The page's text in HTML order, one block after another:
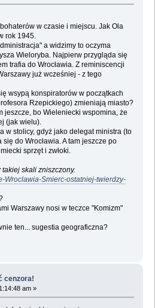
w czasie i miejscu. Jak Ola
rok 1945.
a widzimy to oczyma
Wieloryba. Najpierw przygląda się
trafia do Wrocławia. Z reminiscencji
już wcześniej - z tego
wsypą konspiratorów w początkach
Rzepickiego) zmieniają miasto?
jeszcze, bo Wieleniecki wspomina, że
(jak wielu).
w stolicy, gdyż jako delegat ministra (to
się do Wrocławia. A tam jeszcze po
sprzęt i zwłoki.
takiej skali zniszczony.
Wroclawia-Smierc-ostatniej-twierdzy-
Warszawy nosi w teczce "Komizm"
ten... sugestia geograficzna?
cenzora!
am »